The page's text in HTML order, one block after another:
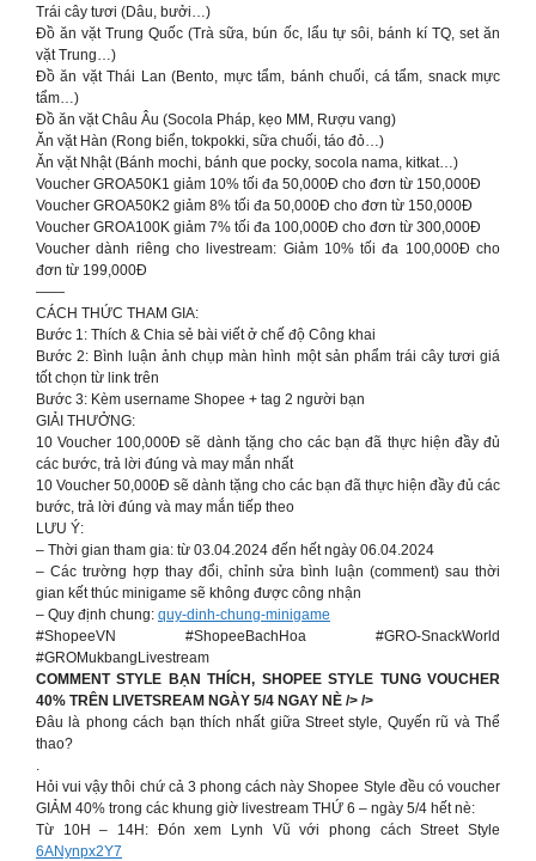
Trái cây tươi (Dâu, bưởi…)
Đồ ăn vặt Trung Quốc (Trà sữa, bún ốc, lẩu tự sôi, bánh kí TQ, set ăn
vặt Trung…)
Đồ ăn vặt Thái Lan (Bento, mực tẩm, bánh chuối, cá tẩm, snack mực
tẩm…)
Đồ ăn vặt Châu Âu (Socola Pháp, kẹo MM, Rượu vang)
Ăn vặt Hàn (Rong biển, tokpokki, sữa chuối, táo đỏ…)
Ăn vặt Nhật (Bánh mochi, bánh que pocky, socola nama, kitkat…)
Voucher GROA50K1 giảm 10% tối đa 50,000Đ cho đơn từ 150,000Đ
Voucher GROA50K2 giảm 8% tối đa 50,000Đ cho đơn từ 150,000Đ
Voucher GROA100K giảm 7% tối đa 100,000Đ cho đơn từ 300,000Đ
Voucher dành riêng cho livestream: Giảm 10% tối đa 100,000Đ cho
đơn từ 199,000Đ
——
CÁCH THỨC THAM GIA:
Bước 1: Thích & Chia sẻ bài viết ở chế độ Công khai
Bước 2: Bình luận ảnh chụp màn hình một sản phẩm trái cây tươi giá
tốt chọn từ link trên
Bước 3: Kèm username Shopee + tag 2 người bạn
GIẢI THƯỞNG:
10 Voucher 100,000Đ sẽ dành tặng cho các bạn đã thực hiện đầy đủ
các bước, trả lời đúng và may mắn nhất
10 Voucher 50,000Đ sẽ dành tặng cho các bạn đã thực hiện đầy đủ các
bước, trả lời đúng và may mắn tiếp theo
LƯU Ý:
– Thời gian tham gia: từ 03.04.2024 đến hết ngày 06.04.2024
– Các trường hợp thay đổi, chỉnh sửa bình luận (comment) sau thời
gian kết thúc minigame sẽ không được công nhận
– Quy định chung: quy-dinh-chung-minigame
#ShopeeVN #ShopeeBachHoa #GRO-SnackWorld
#GROMukbangLivestream
COMMENT STYLE BẠN THÍCH, SHOPEE STYLE TUNG VOUCHER
40% TRÊN LIVETSREAM NGÀY 5/4 NGAY NÈ /> />
Đâu là phong cách bạn thích nhất giữa Street style, Quyến rũ và Thể
thao?
.
Hỏi vui vậy thôi chứ cả 3 phong cách này Shopee Style đều có voucher
GIẢM 40% trong các khung giờ livestream THỨ 6 – ngày 5/4 hết nè:
Từ 10H – 14H: Đón xem Lynh Vũ với phong cách Street Style
6ANynpx2Y7